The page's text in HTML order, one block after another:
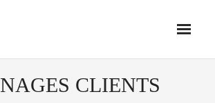
CLIENTS